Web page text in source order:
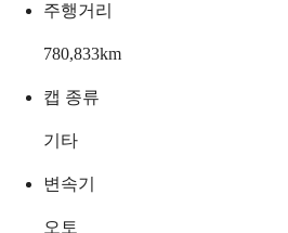
주행거리
780,833km
캡 종류
기타
변속기
오토